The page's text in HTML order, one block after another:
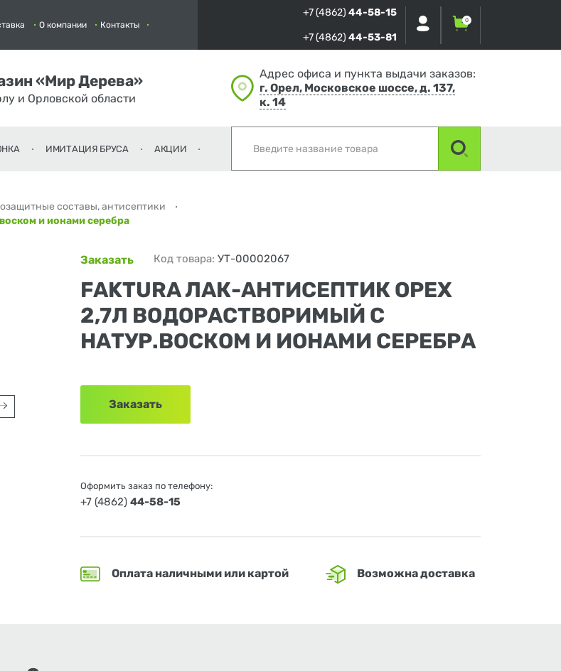
О компании Контакты
+7 (4862) 44-58-15
+7 (4862) 44-53-81
0
«Мир Дерева»
и Орловской области
Адрес офиса и пункта выдачи заказов:
г. Орел, Московское шоссе, д. 137,
к. 14
ИМИТАЦИЯ БРУСА АКЦИИ
составы, антисептики
и ионами серебра
Заказать Код товара:УТ-00002067
FAKTURA ЛАК-АНТИСЕПТИК ОРЕХ
2,7Л ВОДОРАСТВОРИМЫЙ С
НАТУР.ВОСКОМ И ИОНАМИ СЕРЕБРА
Заказать
Оформить заказ по телефону:
+7 (4862)44-58-15
Оплата наличными или картой Возможна доставка